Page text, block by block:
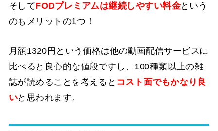
そしてFODプレミアムは継続しやすい料金という
のもメリットの1つ！
月額1320円という価格は他の動画配信サービスに
比べると良心的な値段ですし、100種類以上の雑
誌が読めることを考えると コスト面でもかなり良
いと思われます。